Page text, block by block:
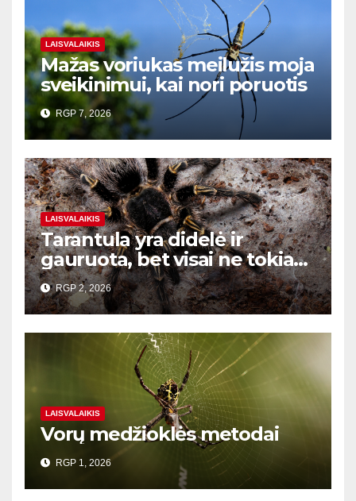
LAISVALAIKIS
Mažas voriukas meilužis moja
sveikinimui, kai nori poruotis
RGP 7, 2026
LAISVALAIKIS
Tarantula yra didelė ir
gauruota, bet visai ne tokia
baisi
RGP 2, 2026
LAISVALAIKIS
Vorų medžioklės metodai
RGP 1, 2026